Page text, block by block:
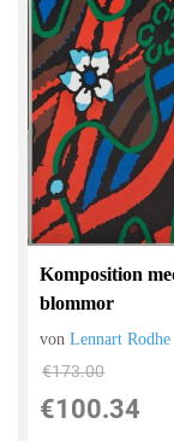
Komposition
blommor
vonLennart Rodhe
€173.00
€100.34